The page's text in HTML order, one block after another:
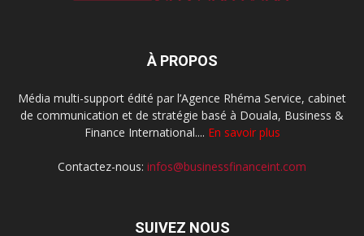
À PROPOS
Média multi-support édité par l’Agence Rhéma Service, cabinet
de communication et de stratégie basé à Douala, Business &
Finance International.... En savoir plus
Contactez-nous: infos@businessfinanceint.com
SUIVEZ NOUS